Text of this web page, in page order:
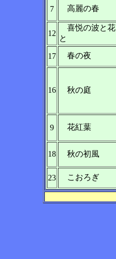
7 高麗の春
12
喜悦の波と花
と
17 春の夜
16 秋の庭
9 花紅葉
18 秋の初風
23 こおろぎ